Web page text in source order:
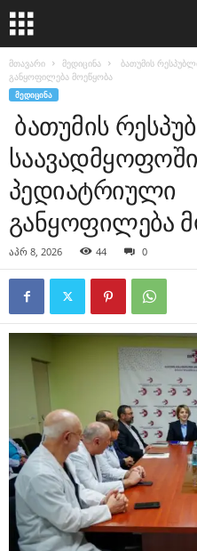
მთავარი მედიცინა
ბათუმის
განყოფილება მოეწყობა
ᲛᲔᲓᲘᲪᲘᲜᲐ
ბათუმის
პედიატრიული
განყოფილება
აპრ 8, 2026 44 0